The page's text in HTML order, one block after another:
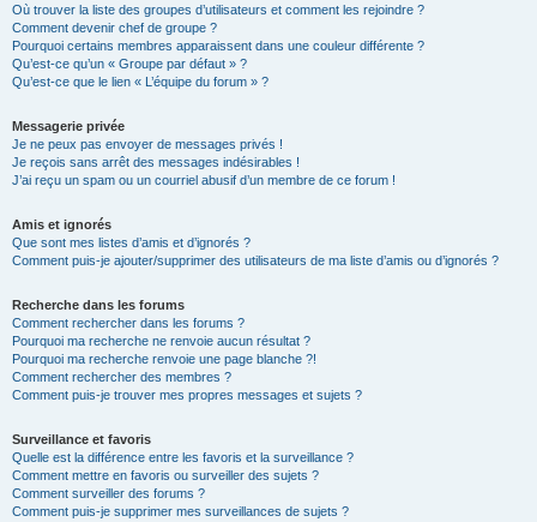
Où trouver la liste des groupes d’utilisateurs et comment les rejoindre ?
Comment devenir chef de groupe ?
Pourquoi certains membres apparaissent dans une couleur différente ?
Qu’est-ce qu’un « Groupe par défaut » ?
Qu’est-ce que le lien « L’équipe du forum » ?
Messagerie privée
Je ne peux pas envoyer de messages privés !
Je reçois sans arrêt des messages indésirables !
J’ai reçu un spam ou un courriel abusif d’un membre de ce forum !
Amis et ignorés
Que sont mes listes d’amis et d’ignorés ?
Comment puis-je ajouter/supprimer des utilisateurs de ma liste d’amis ou d’ignorés ?
Recherche dans les forums
Comment rechercher dans les forums ?
Pourquoi ma recherche ne renvoie aucun résultat ?
Pourquoi ma recherche renvoie une page blanche ?!
Comment rechercher des membres ?
Comment puis-je trouver mes propres messages et sujets ?
Surveillance et favoris
Quelle est la différence entre les favoris et la surveillance ?
Comment mettre en favoris ou surveiller des sujets ?
Comment surveiller des forums ?
Comment puis-je supprimer mes surveillances de sujets ?